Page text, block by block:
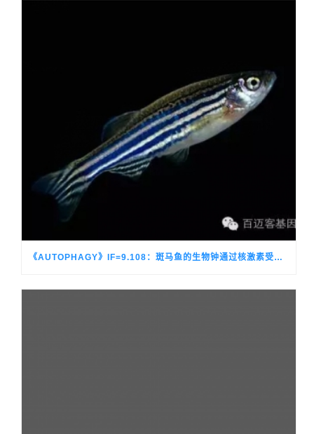
《AUTOPHAGY》IF=9.108：斑马鱼的生物钟通过核激素受体NR1D1直接调控细胞自噬，通过CEBPB间接调控细胞自噬